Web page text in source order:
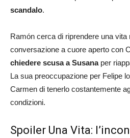
scandalo.
Ramón cerca di riprendere una vita
conversazione a cuore aperto con
chiedere scusa a Susanaper
La sua preoccupazione per Felipe
Carmen di tenerlo costantemente
condizioni.
Spoiler Una Vita: